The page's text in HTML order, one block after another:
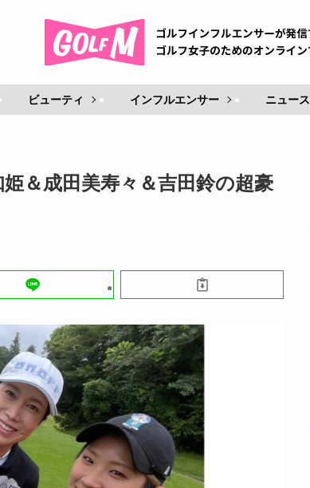
ビューティ インフルエンサー ニュース
＆成田美寿々＆吉田鈴の超豪